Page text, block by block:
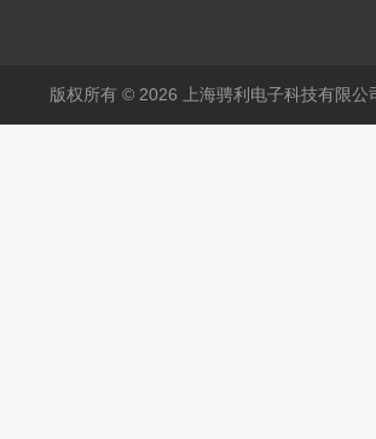
版权所有 © 2026 上海骋利电子科技有限公